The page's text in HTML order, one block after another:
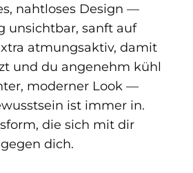
nahtloses Design —
unsichtbar, sanft auf
atmungsaktiv, damit
und du angenehm kühl
moderner Look —
ist immer in.
die sich mit dir
dich.